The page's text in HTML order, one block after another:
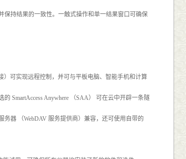
保持结果的一致性。一触式操作和单一结果窗口可确保
可实现远程控制，并可与平板电脑、智能手机和计算
SmartAccess Anywhere （SAA） 可在云中开辟一条隧
器 （WebDAV 服务提供商）兼容，还可使用自带的